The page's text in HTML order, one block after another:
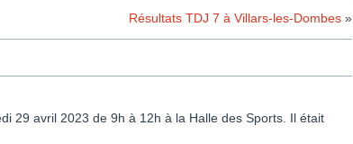
Résultats TDJ 7 à Villars-les-Dombes »
29 avril 2023 de 9h à 12h à la Halle des Sports. Il était